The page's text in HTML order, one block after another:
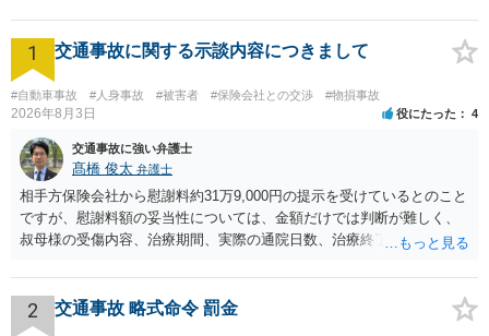
法律事務所では、示談金額を上げるためには、非該当とされた後遺障害の認
定に対して異議申立をするしかないと判断し、異議申立をすることになりま
した。その際、医師に対しては、診断書に通院状況についての追記を依頼
し、また、カルテを取り付けるなどしてHさんの治療状況、症状経過の立証活
動を行いました。その結果、異議申立が認められ、頚部痛について14級9号の
認定を受けることができました。 14級9号の認定を受けることができたた
め、賠償額は大幅に上昇し、約365万円で示談が成立する結果となりました。
1 交通事故に関する示談内容につきまして
#自動車事故 #人身事故 #被害者 #保険会社との交渉 #物損事故
2026年8月3日 役にたった 4
交通事故に強い弁護士
髙橋 俊太 弁護士
相手方保険会社から慰謝料約31万9,000円の提示を受けているとのこと
ですが、慰謝料額の妥当性については、金額だけでは判断が難しく、
叔母様の受傷内容、治療期間、実際の通院日数、治療終了の経緯、後
確認する必要があります。保険会社から提示される慰謝料額について
は、弁護士が介入することにより増額を検討できる場合がありますの
で、以下の資料・情報を準備した上で、弁護士に個別に相談すること
2 交通事故 略式命令 罰金